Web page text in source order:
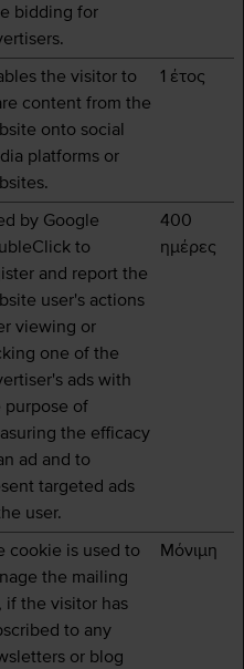
bidding for
the visitor to
content from the
onto social
platforms or
1 έτος
by Google
to
and report the
user's actions
viewing or
one of the
ads with
purpose of
the efficacy
ad and to
targeted ads
user.
400
ημέρες
cookie is used to
the mailing
if the visitor has
to any
or blog
Μόνιμη